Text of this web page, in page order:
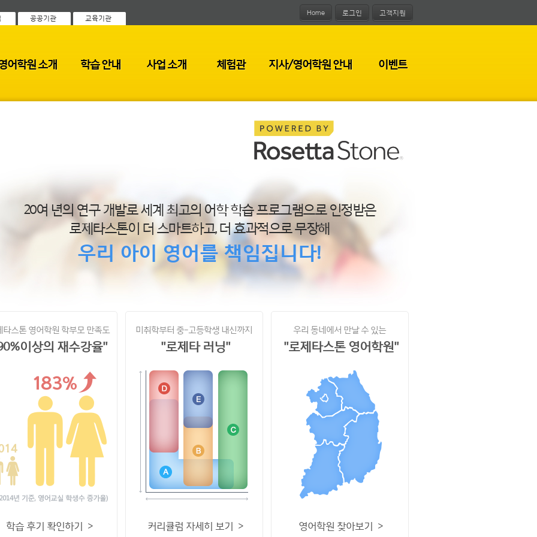
공공기관 교육기관
Home 로그인 고객지원
어학원 소개 학습 안내 사업 소개 체험관 지사/영어학원 안내 이벤트
20여 년의 연구 개발로 세계 최고의 어학 학습 프로그램으로 인정받은
로제타스톤이 더 스마트하고, 더 효과적으로 무장해
우리 아이 영어를 책임집니다!
타스톤 영어학원 학부모 만족도
이상의 재수강율"
학습 후기 확인하기 >
미취학부터 중-고등학생 내신까지
"로제타 러닝"
커리큘럼 자세히 보기 >
우리 동네에서 만날 수 있는
"로제타스톤 영어학원"
영어학원 찾아보기 >